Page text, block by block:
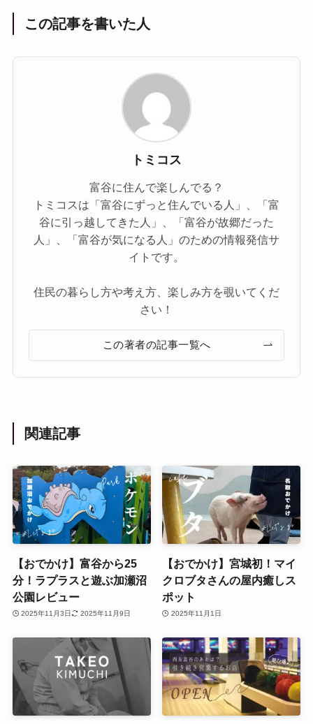
この記事を書いた人
トミコス
富谷に住んで楽しんでる？
トミコスは「富谷にずっと住んでいる人」、「富
谷に引っ越してきた人」、「富谷が故郷だった
人」、「富谷が気になる人」のための情報発信サ
イトです。
住民の暮らし方や考え方、楽しみ方を覗いてくだ
さい！
この著者の記事一覧へ
関連記事
【おでかけ】富谷から25
分！ラプラスと遊ぶ加瀬沼
公園レビュー
2025年11月3日 2025年11月9日
【おでかけ】宮城初！マイ
クロブタさんの屋内癒しス
ポット
2025年11月1日